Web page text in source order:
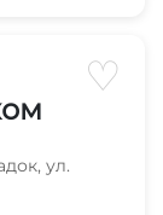
♡
ул.